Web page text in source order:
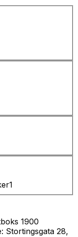
1
1900
Stortingsgata 28,